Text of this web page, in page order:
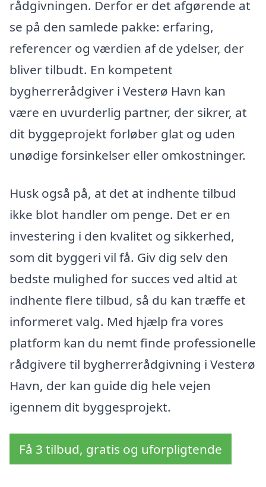
rådgivningen. Derfor er det afgørende at
se på den samlede pakke: erfaring,
referencer og værdien af de ydelser, der
bliver tilbudt. En kompetent
bygherrerådgiver i Vesterø Havn kan
være en uvurderlig partner, der sikrer, at
dit byggeprojekt forløber glat og uden
unødige forsinkelser eller omkostninger.
Husk også på, at det at indhente tilbud
ikke blot handler om penge. Det er en
investering i den kvalitet og sikkerhed,
som dit byggeri vil få. Giv dig selv den
bedste mulighed for succes ved altid at
indhente flere tilbud, så du kan træffe et
informeret valg. Med hjælp fra vores
platform kan du nemt finde professionelle
rådgivere til bygherrerådgivning i Vesterø
Havn, der kan guide dig hele vejen
igennem dit byggesprojekt.
Få 3 tilbud, gratis og uforpligtende